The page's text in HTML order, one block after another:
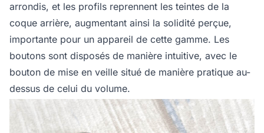
arrondis, et les profils reprennent les teintes de la
coque arrière, augmentant ainsi la solidité perçue,
importante pour un appareil de cette gamme. Les
boutons sont disposés de manière intuitive, avec le
bouton de mise en veille situé de manière pratique au-
dessus de celui du volume.